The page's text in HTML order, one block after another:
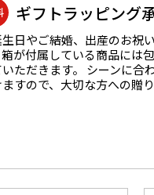
ギフトラッピング
生日やご結婚、出産のお祝
箱が付属している商品には
ただきます。 シーンに合
すので、大切な方への贈